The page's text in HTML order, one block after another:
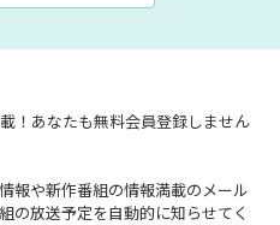
！あなたも無料会員登録しません
報や新作番組の情報満載のメール
の放送予定を自動的に知らせてく